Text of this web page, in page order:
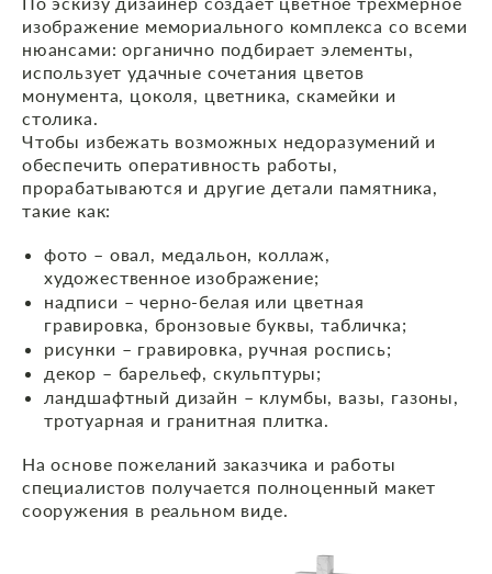
изображение мемориального комплекса со всеми
нюансами: органично подбирает элементы,
использует удачные сочетания цветов
монумента, цоколя, цветника, скамейки и
столика.
Чтобы избежать возможных недоразумений и
обеспечить оперативность работы,
прорабатываются и другие детали памятника,
такие как:
фото – овал, медальон, коллаж,
художественное изображение;
надписи – черно-белая или цветная
гравировка, бронзовые буквы, табличка;
рисунки – гравировка, ручная роспись;
декор – барельеф, скульптуры;
ландшафтный дизайн – клумбы, вазы, газоны,
тротуарная и гранитная плитка.
На основе пожеланий заказчика и работы
специалистов получается полноценный макет
сооружения в реальном виде.